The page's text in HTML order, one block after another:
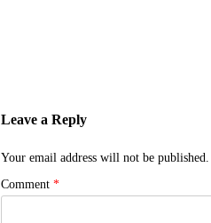
Leave a Reply
Your email address will not be published.
Comment *